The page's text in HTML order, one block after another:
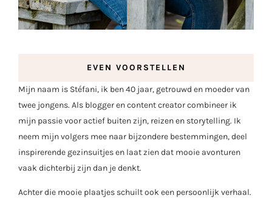
EVEN VOORSTELLEN
Mijn naam is Stéfani, ik ben 40 jaar, getrouwd en moeder van
twee jongens. Als blogger en content creator combineer ik
mijn passie voor actief buiten zijn, reizen en storytelling. Ik
neem mijn volgers mee naar bijzondere bestemmingen, deel
inspirerende gezinsuitjes en laat zien dat mooie avonturen
vaak dichterbij zijn dan je denkt.
Achter die mooie plaatjes schuilt ook een persoonlijk verhaal.